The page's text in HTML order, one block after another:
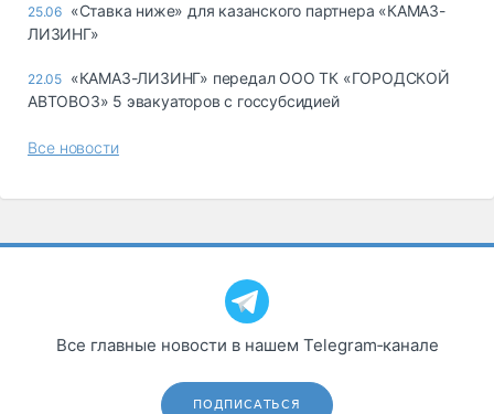
25.06 «Ставка ниже» для казанского партнера «КАМАЗ-
ЛИЗИНГ»
22.05 «КАМАЗ-ЛИЗИНГ» передал ООО ТК «ГОРОДСКОЙ
АВТОВОЗ» 5 эвакуаторов с госсубсидией
Все новости
Все главные новости в нашем Telegram‑канале
ПОДПИСАТЬСЯ